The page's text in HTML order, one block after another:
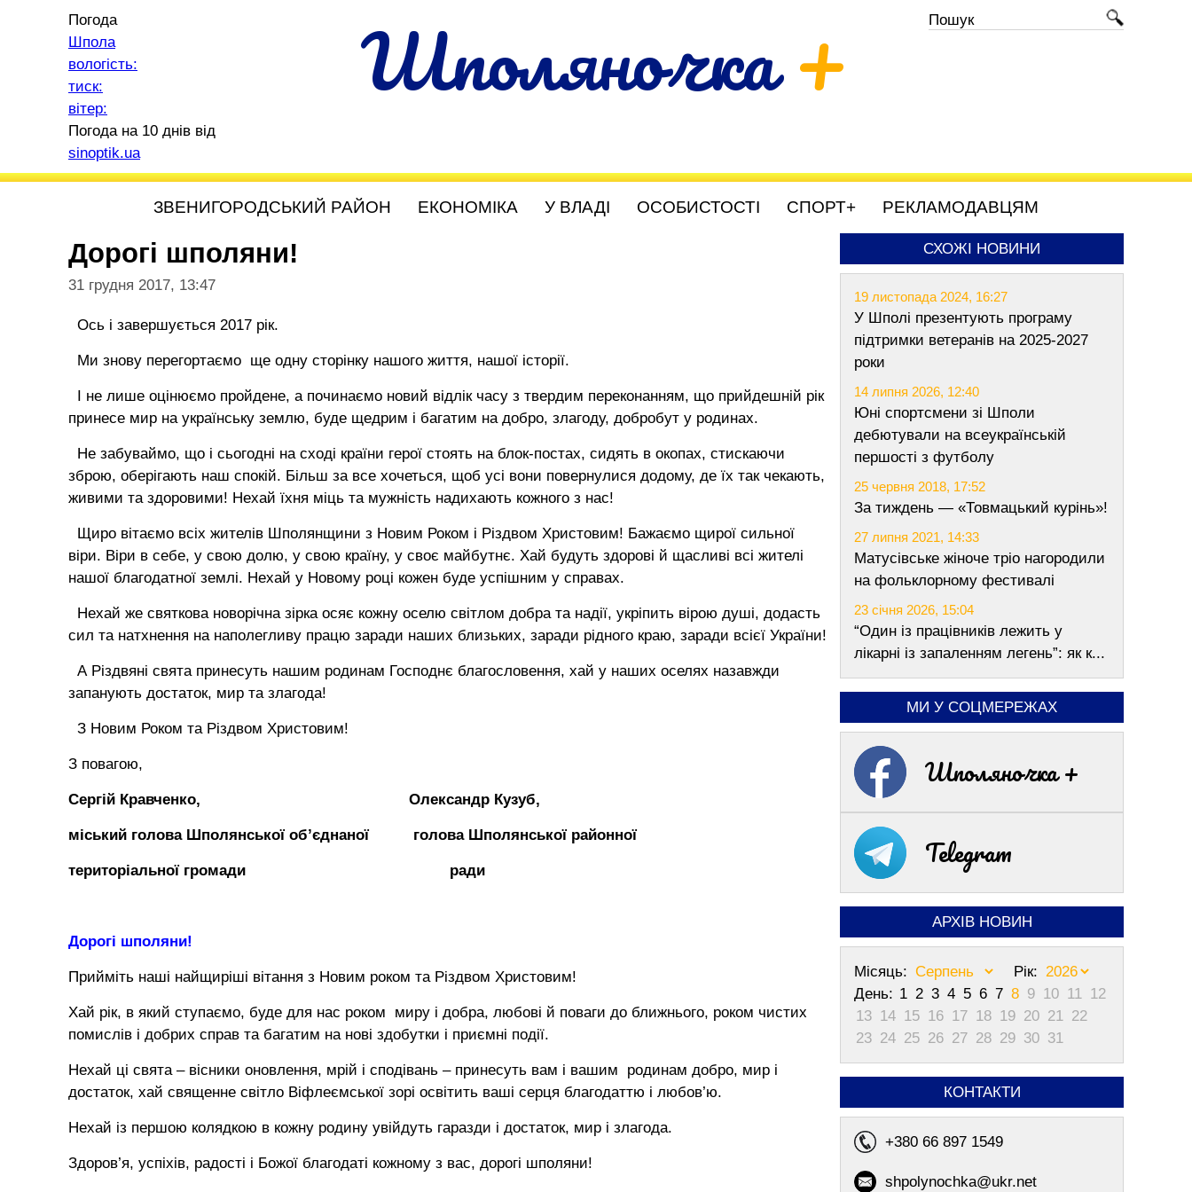
Шполяночка+
Погода
Шпола
вологість:
тиск:
вітер:
Погода на 10 днів від
sinoptik.ua
ЗВЕНИГОРОДСЬКИЙ РАЙОН ЕКОНОМІКА У ВЛАДІ ОСОБИСТОСТІ СПОРТ+ РЕКЛАМОДАВЦЯМ
Дорогі шполяни!
31 грудня 2017, 13:47
Ось і завершується 2017 рік.
Ми знову перегортаємо ще одну сторінку нашого життя, нашої історії.
І не лише оцінюємо пройдене, а починаємо новий відлік часу з твердим переконанням, що прийдешній рік
принесе мир на українську землю, буде щедрим і багатим на добро, злагоду, добробут у родинах.
Не забуваймо, що і сьогодні на сході країни герої стоять на блок-постах, сидять в окопах, стискаючи
зброю, оберігають наш спокій. Більш за все хочеться, щоб усі вони повернулися додому, де їх так чекають,
живими та здоровими! Нехай їхня міць та мужність надихають кожного з нас!
Щиро вітаємо всіх жителів Шполянщини з Новим Роком і Різдвом Христовим! Бажаємо щирої сильної
віри. Віри в себе, у свою долю, у свою країну, у своє майбутнє. Хай будуть здорові й щасливі всі жителі
нашої благодатної землі. Нехай у Новому році кожен буде успішним у справах.
Нехай же святкова новорічна зірка осяє кожну оселю світлом добра та надії, укріпить вірою душі, додасть
сил та натхнення на наполегливу працю заради наших близьких, заради рідного краю, заради всієї України!
А Різдвяні свята принесуть нашим родинам Господнє благословення, хай у наших оселях назавжди
запанують достаток, мир та злагода!
З Новим Роком та Різдвом Христовим!
З повагою,
Сергій Кравченко, Олександр Кузуб,
міський голова Шполянської об’єднаної голова Шполянської районної
територіальної громади ради
Дорогі шполяни!
Прийміть наші найщиріші вітання з Новим роком та Різдвом Христовим!
Хай рік, в який ступаємо, буде для нас роком миру і добра, любові й поваги до ближнього, роком чистих
помислів і добрих справ та багатим на нові здобутки і приємні події.
Нехай ці свята – вісники оновлення, мрій і сподівань – принесуть вам і вашим родинам добро, мир і
достаток, хай священне світло Віфлеємської зорі освітить ваші серця благодаттю і любов’ю.
Нехай із першою колядкою в кожну родину увійдуть гаразди і достаток, мир і злагода.
Здоров’я, успіхів, радості і Божої благодаті кожному з вас, дорогі шполяни!
СХОЖІ НОВИНИ
19 листопада 2024, 16:27
У Шполі презентують програму
підтримки ветеранів на 2025-2027
роки
14 липня 2026, 12:40
Юні спортсмени зі Шполи
дебютували на всеукраїнській
першості з футболу
25 червня 2018, 17:52
За тиждень — «Товмацький курінь»!
27 липня 2021, 14:33
Матусівське жіноче тріо нагородили
на фольклорному фестивалі
23 січня 2026, 15:04
“Один із працівників лежить у
лікарні із запаленням легень”: як к...
МИ У СОЦМЕРЕЖАХ
Шполяночка +
Telegram
АРХІВ НОВИН
Місяць:
Рік:
День: 1 2 3 4 5 6 7 8 9 10 11 12
13 14 15 16 17 18 19 20 21 22
23 24 25 26 27 28 29 30 31
КОНТАКТИ
+380 66 897 1549
shpolynochka@ukr.net